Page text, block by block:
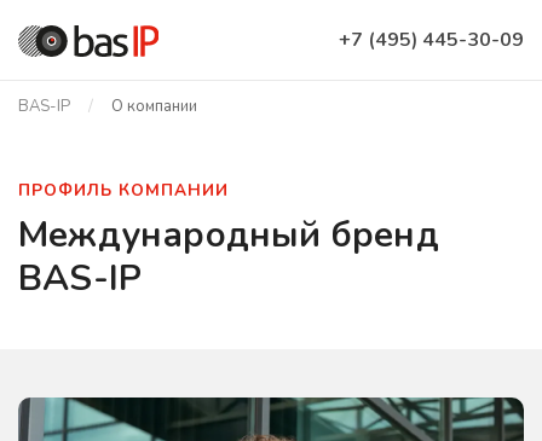
+7 (495) 445-30-09
BAS-IP О компании
ПРОФИЛЬ КОМПАНИИ
Международный бренд
BAS-IP